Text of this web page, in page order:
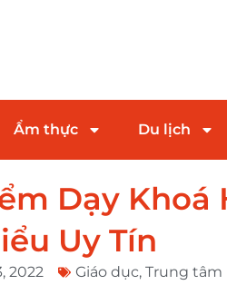
Ẩm thực Du lịch
Dạy Khoá
Uy Tín
2022 Giáo dục, Trung tâm